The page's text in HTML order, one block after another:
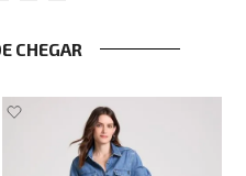
CHEGAR